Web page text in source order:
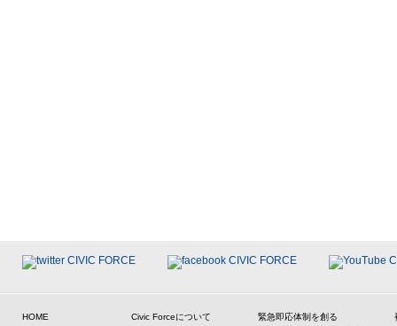
HOME
Civic Forceについて
緊急即応体制を創る